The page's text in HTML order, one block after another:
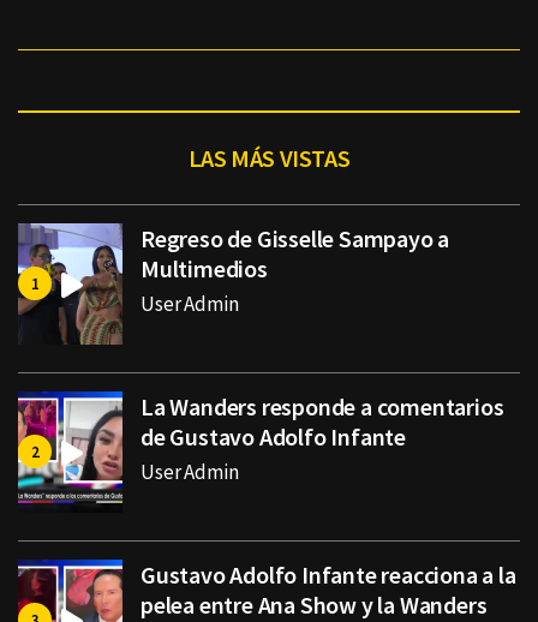
LAS MÁS VISTAS
Regreso de Gisselle Sampayo a
Multimedios
User Admin
La Wanders responde a comentarios
de Gustavo Adolfo Infante
User Admin
Gustavo Adolfo Infante reacciona a la
pelea entre Ana Show y la Wanders